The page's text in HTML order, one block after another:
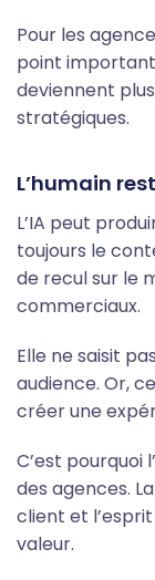
Pour les
point
deviennent
stratégiques.
L’humain
L’IA peut
toujours le
de recul sur le
commerciaux.
Elle ne saisit
audience. Or,
créer une
C’est pourquoi
des agences.
client et
valeur.